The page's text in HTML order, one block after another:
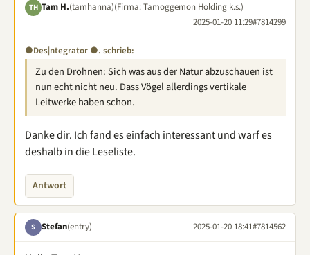
TH Tam H.(tamhanna)(Firma: Tamoggemon Holding k.s.)
2025-01-20 11:29#7814299
●Des|ntegrator ●. schrieb:
Zu den Drohnen: Sich was aus der Natur abzuschauen ist
nun echt nicht neu. Dass Vögel allerdings vertikale
Leitwerke haben schon.
Danke dir. Ich fand es einfach interessant und warf es
deshalb in die Leseliste.
Antwort
S Stefan(entry) 2025-01-20 18:41#7814562